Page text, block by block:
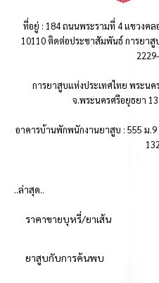
ที่อยู่ : 184 ถนนพระรามที่ 4 แขวงคล
10110 ติดต่อประชาสัมพันธ์ การยาสู
การยาสูบแห่งประเทศไทย พระน
จ.พระนครศรีอยุธยา
อาคารบ้านพักพนักงานยาสูบ : 555 ม
..ล่าสุด..
ราคาขายบุหรี่/ยาเส้น
ยาสูบกับการค้นพบ